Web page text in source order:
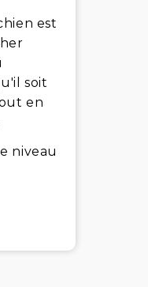
est
soit
en
niveau